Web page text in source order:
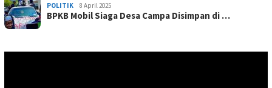
POLITIK 8 April 2025
BPKB Mobil Siaga Desa Campa Disimpan di …